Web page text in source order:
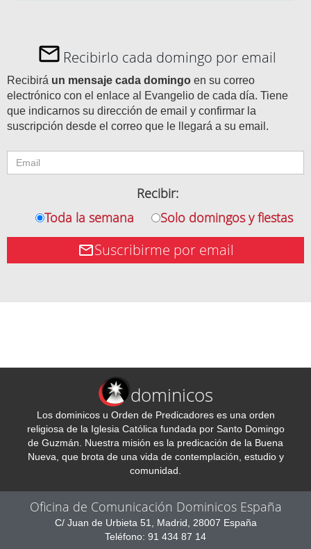
Recibirlo cada domingo por email
Recibirá un mensaje cada domingo en su correo
electrónico con el enlace al Evangelio de cada día. Tiene
que indicarnos su dirección de email y confirmar la
suscripción desde el correo que le llegará a su email.
Recibir:
Toda la semana
Solo domingos y fiestas
Suscribirme por email
dominicos
Los dominicos u Orden de Predicadores es una orden
religiosa de la Iglesia Católica fundada por Santo Domingo
de Guzmán. Nuestra misión es la predicación de la Buena
Nueva, que brota de una vida de contemplación, estudio y
comunidad.
Oficina de Comunicación Dominicos España
C/ Juan de Urbieta 51, Madrid, 28007 España
Teléfono: 91 434 87 14